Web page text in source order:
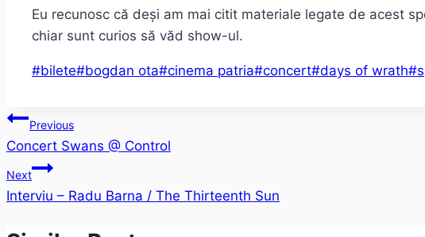
Eu recunosc că deși am mai citit materiale legate de acest
chiar sunt curios să văd show-ul.
Post
#bilete#bogdan ota#cinema patria#concert#days of wrath#
Post
navigation
Previous
Concert Swans @ Control
Next
Interviu – Radu Barna / The Thirteenth Sun